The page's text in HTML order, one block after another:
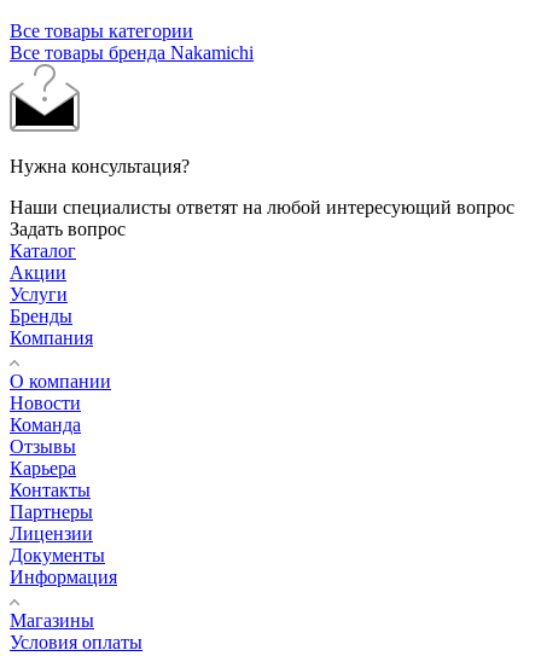
Все товары категории
Все товары бренда Nakamichi
Нужна консультация?
Наши специалисты ответят на любой интересующий вопрос
Задать вопрос
Каталог
Акции
Услуги
Бренды
Компания
О компании
Новости
Команда
Отзывы
Карьера
Контакты
Партнеры
Лицензии
Документы
Информация
Магазины
Условия оплаты